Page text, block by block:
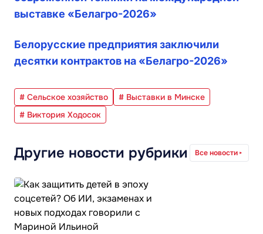
выставке «Белагро-2026»
Белорусские предприятия заключили
десятки контрактов на «Белагро-2026»
# Сельское хозяйство
# Выставки в Минске
# Виктория Ходосок
Другие новости рубрики Все новости